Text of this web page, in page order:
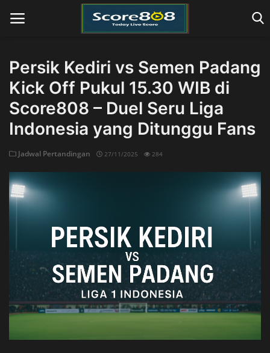
Home
Persik Kediri vs Semen Padang
Kick Off Pukul 15.30 WIB di
Score808 – Duel Seru Liga
Indonesia yang Ditunggu Fans
Jadwal Pertandingan 27/11/2025 284